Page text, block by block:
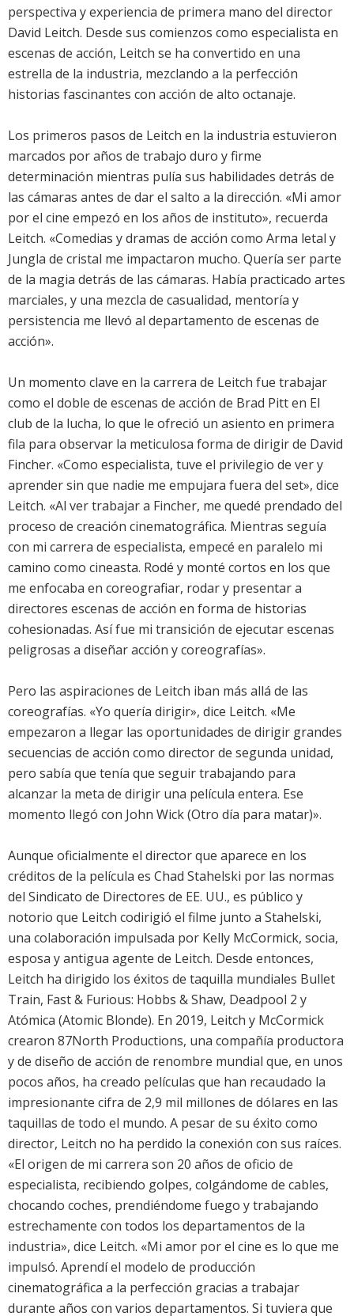
perspectiva y experiencia de primera mano del director
David Leitch. Desde sus comienzos como especialista en
escenas de acción, Leitch se ha convertido en una
estrella de la industria, mezclando a la perfección
historias fascinantes con acción de alto octanaje.
Los primeros pasos de Leitch en la industria estuvieron
marcados por años de trabajo duro y firme
determinación mientras pulía sus habilidades detrás de
las cámaras antes de dar el salto a la dirección. «Mi amor
por el cine empezó en los años de instituto», recuerda
Leitch. «Comedias y dramas de acción como Arma letal y
Jungla de cristal me impactaron mucho. Quería ser parte
de la magia detrás de las cámaras. Había practicado artes
marciales, y una mezcla de casualidad, mentoría y
persistencia me llevó al departamento de escenas de
acción».
Un momento clave en la carrera de Leitch fue trabajar
como el doble de escenas de acción de Brad Pitt en El
club de la lucha, lo que le ofreció un asiento en primera
fila para observar la meticulosa forma de dirigir de David
Fincher. «Como especialista, tuve el privilegio de ver y
aprender sin que nadie me empujara fuera del set», dice
Leitch. «Al ver trabajar a Fincher, me quedé prendado del
proceso de creación cinematográfica. Mientras seguía
con mi carrera de especialista, empecé en paralelo mi
camino como cineasta. Rodé y monté cortos en los que
me enfocaba en coreografiar, rodar y presentar a
directores escenas de acción en forma de historias
cohesionadas. Así fue mi transición de ejecutar escenas
peligrosas a diseñar acción y coreografías».
Pero las aspiraciones de Leitch iban más allá de las
coreografías. «Yo quería dirigir», dice Leitch. «Me
empezaron a llegar las oportunidades de dirigir grandes
secuencias de acción como director de segunda unidad,
pero sabía que tenía que seguir trabajando para
alcanzar la meta de dirigir una película entera. Ese
momento llegó con John Wick (Otro día para matar)».
Aunque oficialmente el director que aparece en los
créditos de la película es Chad Stahelski por las normas
del Sindicato de Directores de EE. UU., es público y
notorio que Leitch codirigió el filme junto a Stahelski,
una colaboración impulsada por Kelly McCormick, socia,
esposa y antigua agente de Leitch. Desde entonces,
Leitch ha dirigido los éxitos de taquilla mundiales Bullet
Train, Fast & Furious: Hobbs & Shaw, Deadpool 2 y
Atómica (Atomic Blonde). En 2019, Leitch y McCormick
crearon 87North Productions, una compañía productora
y de diseño de acción de renombre mundial que, en unos
pocos años, ha creado películas que han recaudado la
impresionante cifra de 2,9 mil millones de dólares en las
taquillas de todo el mundo. A pesar de su éxito como
director, Leitch no ha perdido la conexión con sus raíces.
«El origen de mi carrera son 20 años de oficio de
especialista, recibiendo golpes, colgándome de cables,
chocando coches, prendiéndome fuego y trabajando
estrechamente con todos los departamentos de la
industria», dice Leitch. «Mi amor por el cine es lo que me
impulsó. Aprendí el modelo de producción
cinematográfica a la perfección gracias a trabajar
durante años con varios departamentos. Si tuviera que